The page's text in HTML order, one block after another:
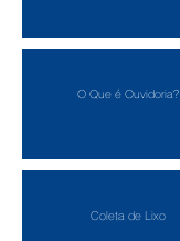
O Que é Ouvidoria?
Coleta de Lixo